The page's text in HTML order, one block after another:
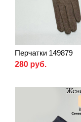
Перчатки 149879
280 руб.